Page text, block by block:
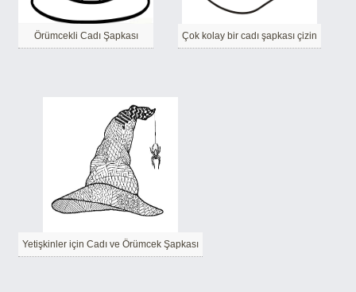
Örümcekli Cadı Şapkası Çok kolay bir cadı şapkası çizin
Yetişkinler için Cadı ve Örümcek Şapkası